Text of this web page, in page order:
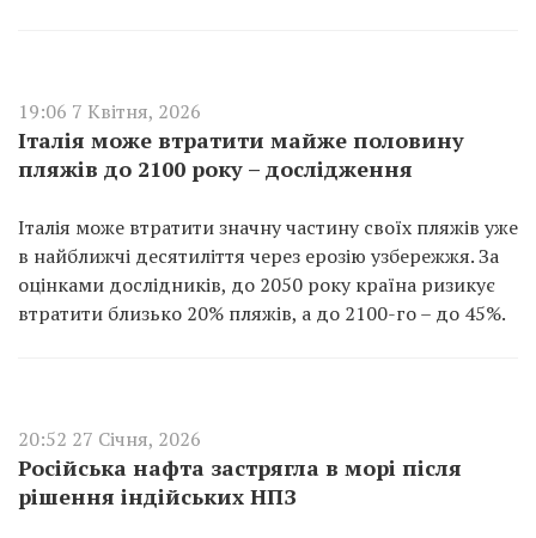
19:06 7 Квітня, 2026
Італія може втратити майже половину
пляжів до 2100 року – дослідження
Італія може втратити значну частину своїх пляжів уже
в найближчі десятиліття через ерозію узбережжя. За
оцінками дослідників, до 2050 року країна ризикує
втратити близько 20% пляжів, а до 2100-го – до 45%.
20:52 27 Січня, 2026
Російська нафта застрягла в морі після
рішення індійських НПЗ